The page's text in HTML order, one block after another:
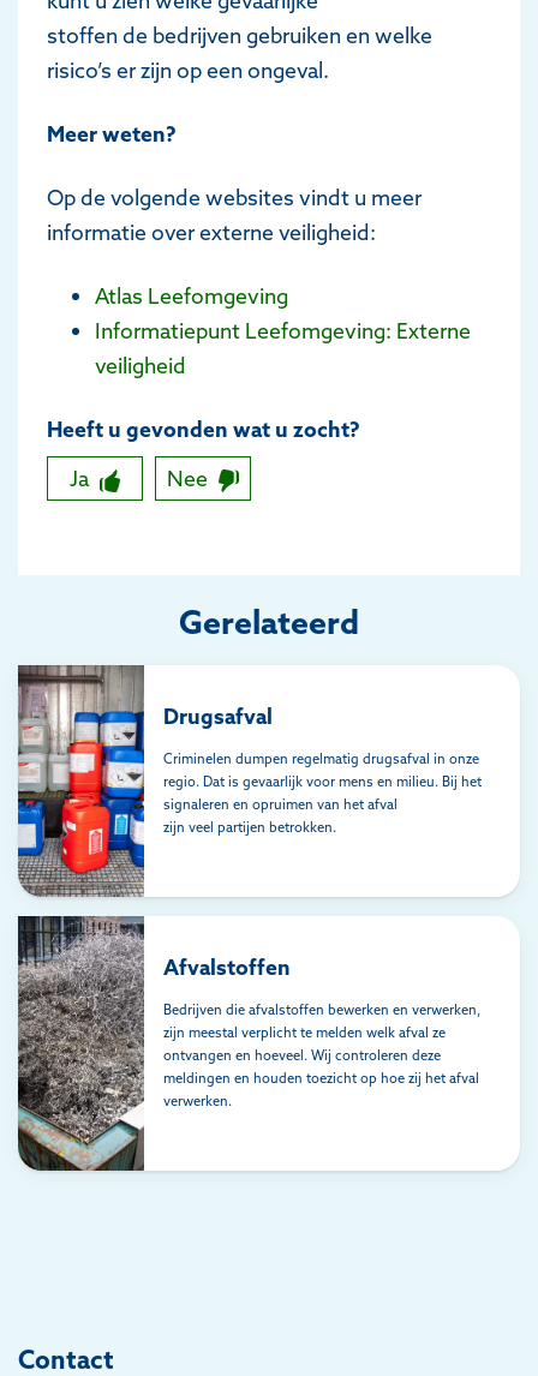
stoffen de bedrijven gebruiken en welke
risico’s er zijn op een ongeval.
Meer weten?
Op de volgende websites vindt u meer
informatie over externe veiligheid:
Atlas Leefomgeving
Informatiepunt Leefomgeving: Externe
veiligheid
Heeft u gevonden wat u zocht?
Ja
Nee
Gerelateerd
Drugsafval
Criminelen dumpen regelmatig drugsafval in onze
regio. Dat is gevaarlijk voor mens en milieu. Bij het
signaleren en opruimen van het afval
zijn veel partijen betrokken.
Afvalstoffen
Bedrijven die afvalstoffen bewerken en verwerken,
zijn meestal verplicht te melden welk afval ze
ontvangen en hoeveel. Wij controleren deze
meldingen en houden toezicht op hoe zij het afval
verwerken.
Contact